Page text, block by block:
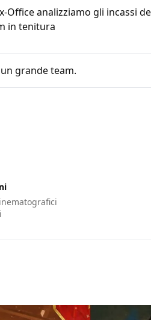
analizziamo gli incassi
in tenitura
grande team.